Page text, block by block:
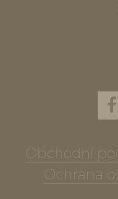
Obchodní
Ochrana